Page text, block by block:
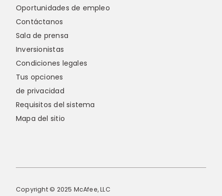
Oportunidades de empleo
Contáctanos
Sala de prensa
Inversionistas
Condiciones legales
Tus opciones
de privacidad
Requisitos del sistema
Mapa del sitio
Copyright © 2025 McAfee, LLC